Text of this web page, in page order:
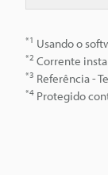
*1 Usando o
*2 Corrente
*3 Referência -
*4 Protegido